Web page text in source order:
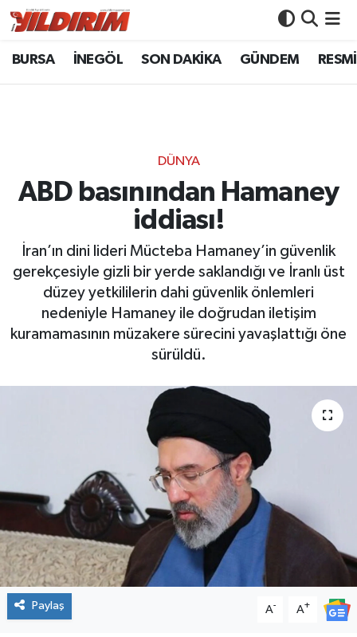
BURSA İNEGÖL SON DAKİKA GÜNDEM
DÜNYA
ABD basınından Hamaney
iddiası!
İran’ın dini lideri Mücteba Hamaney’in güvenlik
gerekçesiyle gizli bir yerde saklandığı ve İranlı üst
düzey yetkililerin dahi güvenlik önlemleri
nedeniyle Hamaney ile doğrudan iletişim
kuramamasının müzakere sürecini yavaşlattığı öne
sürüldü.
Paylaş A- A+
BURSA
GÜNDEM
RESMİ İLANLAR
KÖŞE YAZILARI
SİYASET
SPOR
Bursa Nöbetçi Eczaneler
Bursa Trafik Yoğunluk Haritası
Süper Lig Puan Durumu ve Fikstür
Tüm Manşetler
Son Dakika Haberleri